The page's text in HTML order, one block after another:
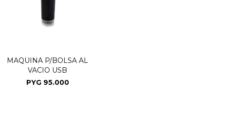
MAQUINA P/BOLSA AL
VACIO USB
PYG 95.000